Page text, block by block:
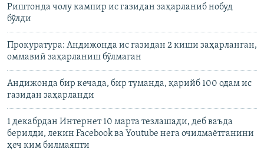
Риштонда чолу кампир ис газидан заҳарланиб нобуд
бўлди
Прокуратура: Андижонда ис газидан 2 киши заҳарланган,
оммавий заҳарланиш бўлмаган
Андижонда бир кечада, бир туманда, қарийб 100 одам ис
газидан заҳарланди
1 декабрдан Интернет 10 марта тезлашади, деб ваъда
берилди, лекин Facebook ва Youtube нега очилмаётганини
ҳеч ким билмаяпти